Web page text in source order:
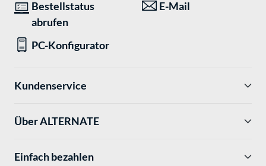
Bestellstatus
abrufen
E-Mail
PC-Konfigurator
Kundenservice
Über ALTERNATE
Einfach bezahlen